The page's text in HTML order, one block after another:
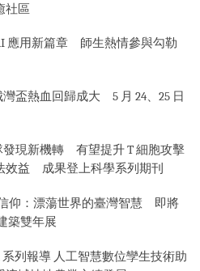
社區
應用新篇章 師生熱情參與勾勒
灣盃熱血回歸成大 5 月 24、25 日
發現新機轉 有望提升 T 細胞攻擊
益 成果登上科學系列期刊
仰：漂蕩世界的臺灣智慧 即將
築雙年展
系列報導 人工智慧數位孿生技術助